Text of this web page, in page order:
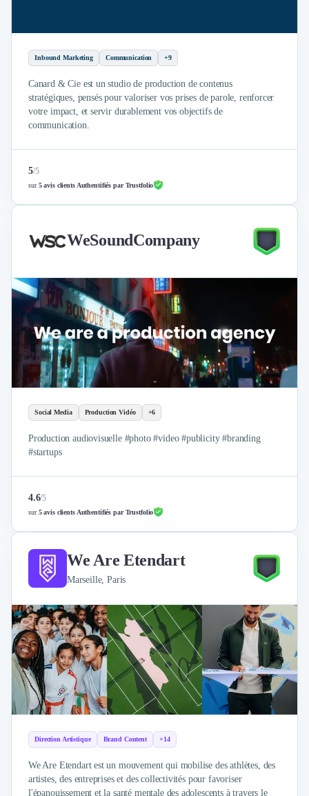
Inbound Marketing Communication +9
Canard & Cie est un studio de production de contenus
stratégiques, pensés pour valoriser vos prises de parole, renforcer
votre impact, et servir durablement vos objectifs de
communication.
5/5
sur5 avis clients Authentifiés par Trustfolio
WeSoundCompany
Social Media Production Vidéo +6
Production audiovisuelle #photo #video #publicity #branding
#startups
4.6/5
sur5 avis clients Authentifiés par Trustfolio
We Are Etendart
Marseille, Paris
Direction Artistique Brand Content +14
We Are Etendart est un mouvement qui mobilise des athlètes, des
artistes, des entreprises et des collectivités pour favoriser
l'épanouissement et la santé mentale des adolescents à travers le